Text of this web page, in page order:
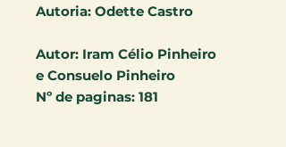
Autoria: Odette Castro
Autor: Iram Célio Pinheiro
e Consuelo Pinheiro
Nº de paginas: 181